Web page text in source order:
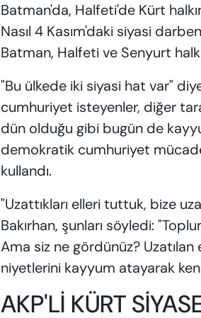
Batman'da, Halfeti'de Kürt
Nasıl 4 Kasım'daki siyasi
Batman, Halfeti ve Senyurt
"Bu ülkede iki siyasi hat var"
cumhuriyet isteyenler, diğer
dün olduğu gibi bugün de
demokratik cumhuriyet
kullandı.
"Uzattıkları elleri tuttuk, bize
Bakırhan, şunları söyledi:
Ama siz ne gördünüz?
niyetlerini kayyum atayarak
AKP'Lİ KÜRT